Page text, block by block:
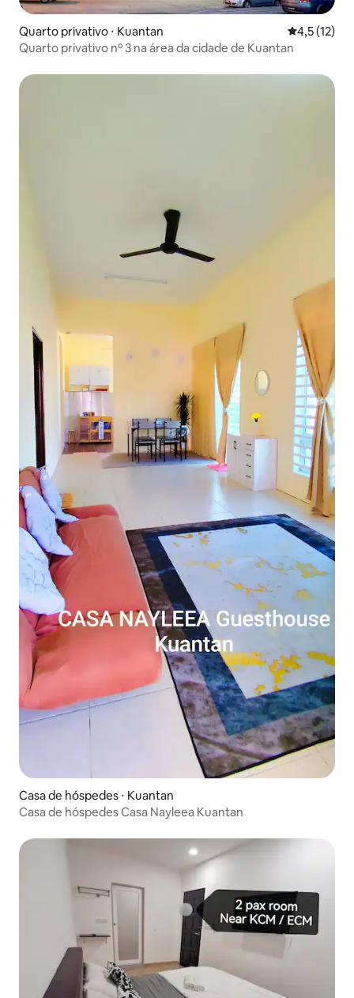
Quarto privativo ⋅ Kuantan 4,5 de uma
4,5 (12)
Quarto privativo nº 3 na área da cidade de Kuantan
Casa de hóspedes ⋅ Kuantan
Casa de hóspedes Casa Nayleea Kuantan